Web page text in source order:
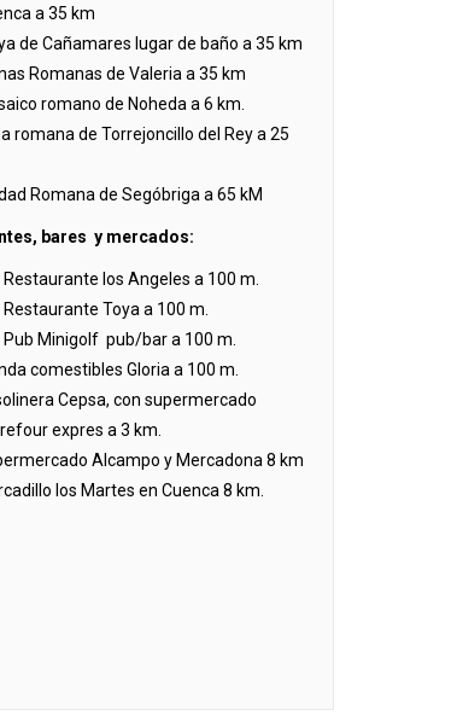
a 35 km
de Cañamares lugar de baño a 35 km
Romanas de Valeria a 35 km
romano de Noheda a 6 km.
romana de Torrejoncillo del Rey a 25
Romana de Segóbriga a 65 kM
bares y mercados:
Restaurante los Angeles a 100 m.
Restaurante Toya a 100 m.
Pub Minigolf pub/bar a 100 m.
comestibles Gloria a 100 m.
Cepsa, con supermercado
expres a 3 km.
Alcampo y Mercadona 8 km
los Martes en Cuenca 8 km.